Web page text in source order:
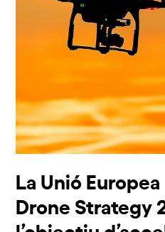
La Unió
Drone Strategy